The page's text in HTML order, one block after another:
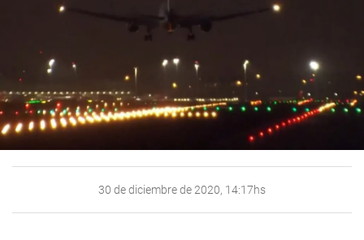
30 de diciembre de 2020, 14:17hs